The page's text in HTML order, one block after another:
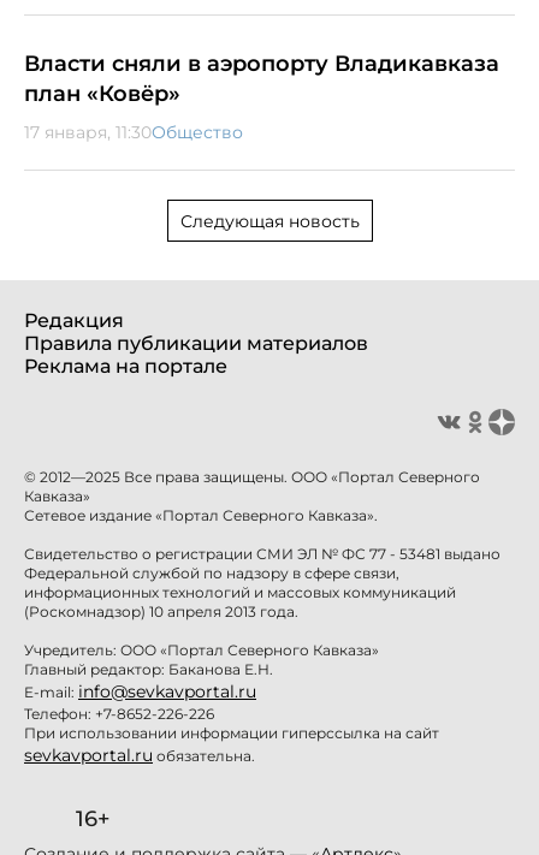
Власти сняли в аэропорту Владикавказа
план «Ковёр»
17 января, 11:30Общество
Следующая новость
Редакция
Правила публикации материалов
Реклама на портале
© 2012—2025 Все права защищены. ООО «Портал Северного
Кавказа»
Сетевое издание «Портал Северного Кавказа».
Свидетельство о регистрации СМИ ЭЛ № ФС 77 - 53481 выдано
Федеральной службой по надзору в сфере связи,
информационных технологий и массовых коммуникаций
(Роскомнадзор) 10 апреля 2013 года.
Учредитель: ООО «Портал Северного Кавказа»
Главный редактор: Баканова Е.Н.
E-mail: info@sevkavportal.ru
Телефон: +7-8652-226-226
При использовании информации гиперссылка на сайт
sevkavportal.ru обязательна.
16+